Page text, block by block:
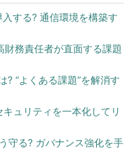
する? 通信環境を構築す
財務責任者が直面する課題
“よくある課題”を解消す
ュリティを一本化してリ
守る? ガバナンス強化を手